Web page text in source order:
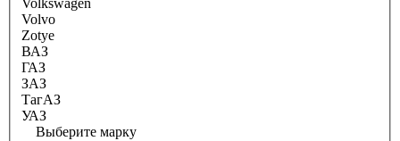
Volkswagen
Volvo
Zotye
ВАЗ
ГАЗ
ЗАЗ
ТагАЗ
УАЗ
Выберите марку